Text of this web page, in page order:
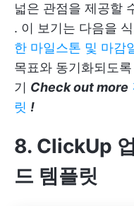
넓은 관점을 제공할
. 이 보기는 다음을
한 마일스톤 및 마감
목표와 동기화되도
기 Check out more
릿 !
8. ClickUp
드 템플릿